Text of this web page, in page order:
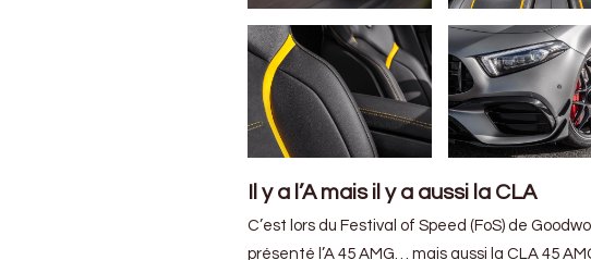
Il y a l’A mais il y a aussi la CLA
C’est lors du Festival of Speed (FoS) de
présenté l’A 45 AMG… mais aussi la CLA 45